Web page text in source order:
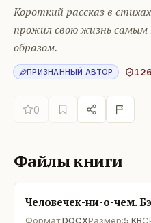
Короткий рассказ в
прожил свою жизнь
образом.
ПРИЗНАННЫЙ АВТОР 126
0
Файлы книги
Человечек-ни-о-чем.
Формат:DOCXРазмер:5 KB